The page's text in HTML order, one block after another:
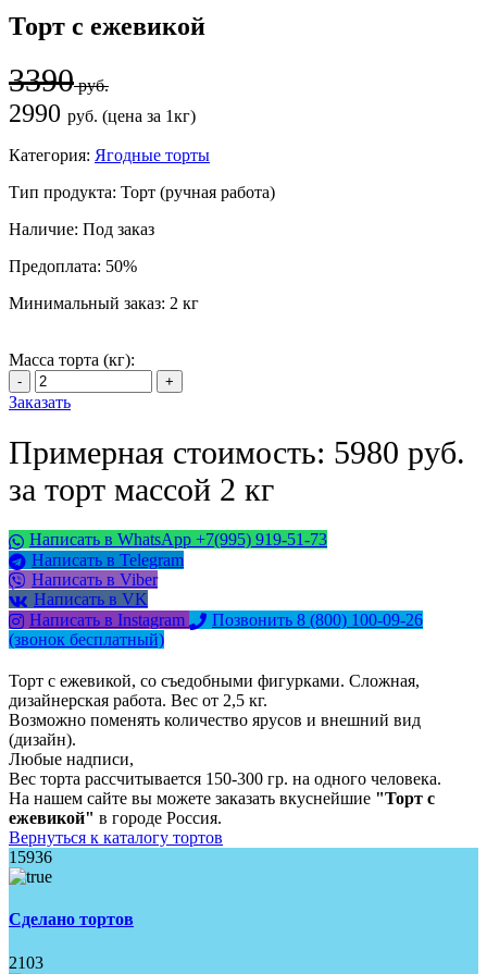
Торт с ежевикой
3390руб.
2990 руб. (цена за 1кг)
Категория: Ягодные торты
Тип продукта: Торт (ручная работа)
Наличие: Под заказ
Предоплата: 50%
Минимальный заказ: 2 кг
Масса торта (кг):
Заказать
Примерная стоимость: 5980 руб.
за торт массой 2 кг
Написать в WhatsApp +7(995) 919-51-73
Написать в Telegram
Написать в Viber
Написать в VK
Написать в Instagram
Позвонить 8 (800) 100-09-26
(звонок бесплатный)
Торт с ежевикой, со съедобными фигурками. Сложная,
дизайнерская работа. Вес от 2,5 кг.
Возможно поменять количество ярусов и внешний вид
(дизайн).
Любые надписи,
Вес торта рассчитывается 150-300 гр. на одного человека.
На нашем сайте вы можете заказать вкуснейшие "Торт с
ежевикой" в городе Россия.
Вернуться к каталогу тортов
15936
Сделано тортов
2103